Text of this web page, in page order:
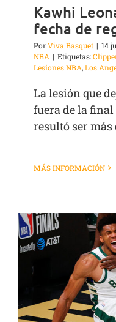
Kawhi
fecha de
PorViva Basquet | 14
NBA | Etiquetas:
Lesiones NBA,Los
La lesión que
fuera de la final
resultó ser más
MÁS INFORMACIÓN